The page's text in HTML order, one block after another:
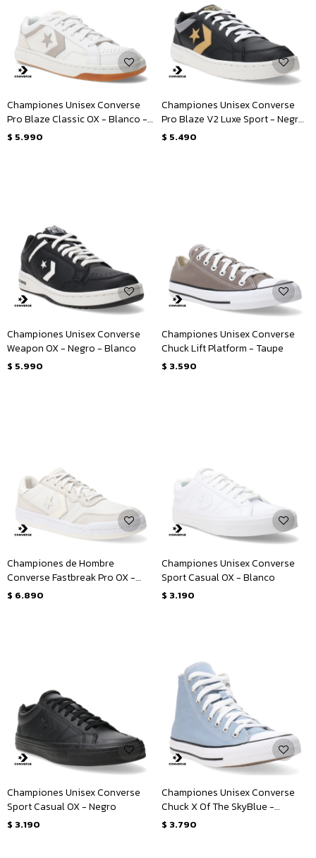
Championes Unisex Converse
Pro Blaze Classic OX - Blanco -
Caqui
$ 5.990
Championes Unisex Converse
Pro Blaze V2 Luxe Sport - Negro
- Dorado - Gris
$ 5.490
Championes Unisex Converse
Weapon OX - Negro - Blanco
$ 5.990
Championes Unisex Converse
Chuck Lift Platform - Taupe
$ 3.590
Championes de Hombre
Converse Fastbreak Pro OX -
Blanco - Beige
$ 6.890
Championes Unisex Converse
Sport Casual OX - Blanco
$ 3.190
Championes Unisex Converse
Sport Casual OX - Negro
$ 3.190
Championes Unisex Converse
Chuck X Of The SkyBlue -
Celeste - Blanco
$ 3.790